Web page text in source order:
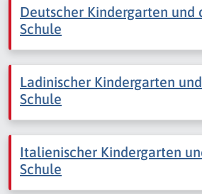
Deutscher Kindergarten und
Schule
Ladinischer Kindergarten
Schule
Italienischer Kindergarten
Schule